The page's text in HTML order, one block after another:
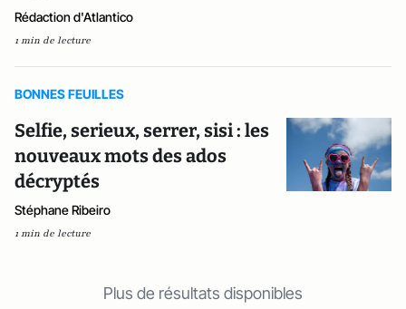
Rédaction d'Atlantico
1 min de lecture
BONNES FEUILLES
Selfie, serieux, serrer, sisi : les
nouveaux mots des ados
décryptés
Stéphane Ribeiro
1 min de lecture
Plus de résultats disponibles